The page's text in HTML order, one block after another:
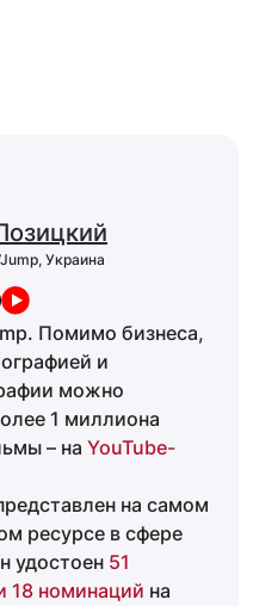
Украина
Помимо бизнеса,
и
можно
1 миллиона
– на YouTube-
на самом
ресурсе в сфере
удостоен 51
18 номинаций на